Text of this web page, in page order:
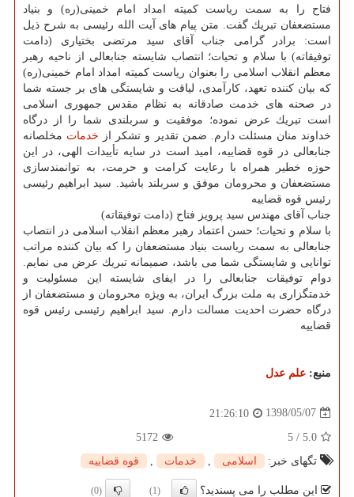
فتاح را به سمت ریاست كمیته امداد امام خمینی(ره) و بنیاد
مستضعفان تبریك گفت. متن پیام های آیت الله رئیسی به شرح ذیل
است: برادر گرامی جناب آقای سید مرتضی بختیاری (دامت
توفیقاته) با سلام و تحیات؛ انتصاب شایسته جنابعالی از ناحیه رهبر
معظم انقلاب اسلامی را بعنوان ریاست كمیته امداد امام خمینی(ره)
كه بیان كننده تعهد، كارآمدی، لیاقت و شایستگی های بر جسته شما
در صحنه های خدمت صادقانه به نظام مقدس جمهوری اسلامی
است تبریك عرض نموده؛ موفقیت و سربلندی شما را از درگاه
خداوند منان مسئلت دارم. ضمن تقدیر و تشكر از خدمات مخلصانه
جنابعالی در قوه قضاییه، امید است در سایه تأییدات الهی، در این
حوزه خطیر همراه با رعایت كرامت و حرمت، به توانمندسازی
مستضعفان و محرومان موفق و سربلند باشید. سید ابراهیم رئیسی
رئیس قوه قضاییه
جناب آقای مهندس سید پرویز فتاح (دامت توفیقاته)
با سلام و تحیات؛ حسن اعتماد رهبر معظم انقلاب اسلامی در انتصاب
جنابعالی به سمت ریاست بنیاد مستضعفان را كه بیان كننده مراتب
توانایی و شایستگی شما می باشد، صمیمانه تبریك عرض می نمایم.
دوام توفیقات جنابعالی را در ایفای شایسته این مسئولیت و
خدمتگزاری به ملت بزرگ ایران، به ویژه محرومان و مستضعفان از
درگاه حضرت احدیت مسالت دارم. سید ابراهیم رئیسی رئیس قوه
قضاییه
منبع: علم عدل
1398/05/07
21:26:10
5.0
/
5
5172
تگهای خبر:
اسلامی خدمات قوه قضاییه
این مطلب را می پسندید؟ (1)
(0)